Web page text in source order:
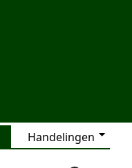
Handelingen